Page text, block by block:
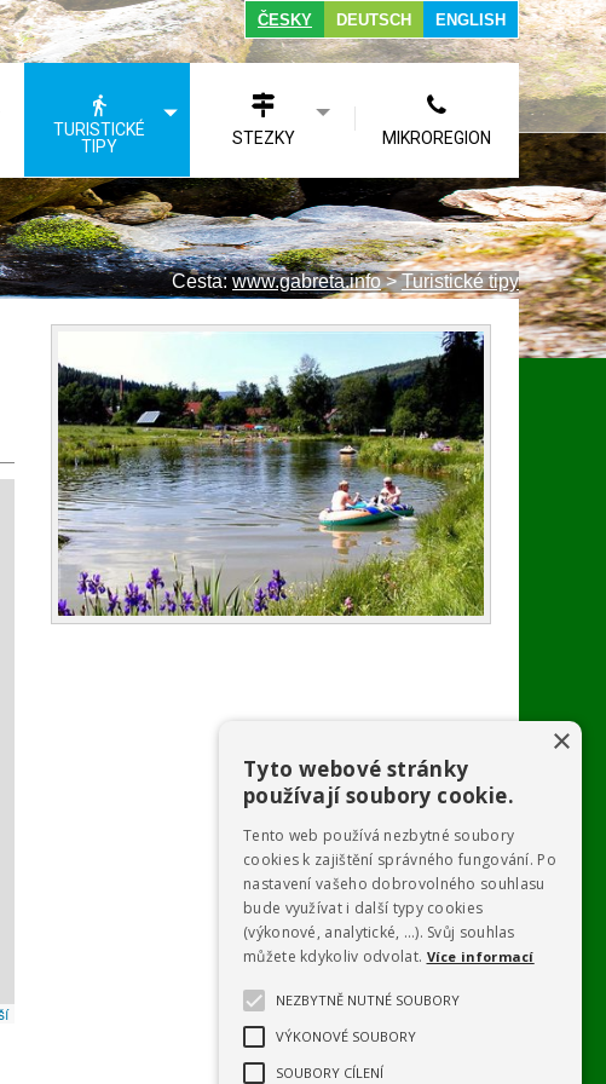
TURISTICKÉ
TIPY
STEZKY MIKROREGION
ČESKY DEUTSCH ENGLISH
Cesta:www.gabreta.info>Turistické tipy
×
Tyto webové stránky
používají soubory cookie.
Tento web používá nezbytné soubory
cookies k zajištění správného fungování. Po
nastavení vašeho dobrovolného souhlasu
bude využívat i další typy cookies
(výkonové, analytické, …). Svůj souhlas
můžete kdykoliv odvolat. Více informací
NEZBYTNĚ NUTNÉ SOUBORY
VÝKONOVÉ SOUBORY
SOUBORY CÍLENÍ